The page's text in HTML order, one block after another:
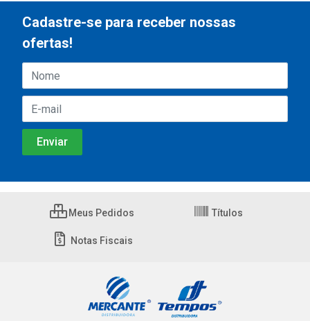
Cadastre-se para receber nossas
ofertas!
Meus Pedidos Títulos
Notas Fiscais